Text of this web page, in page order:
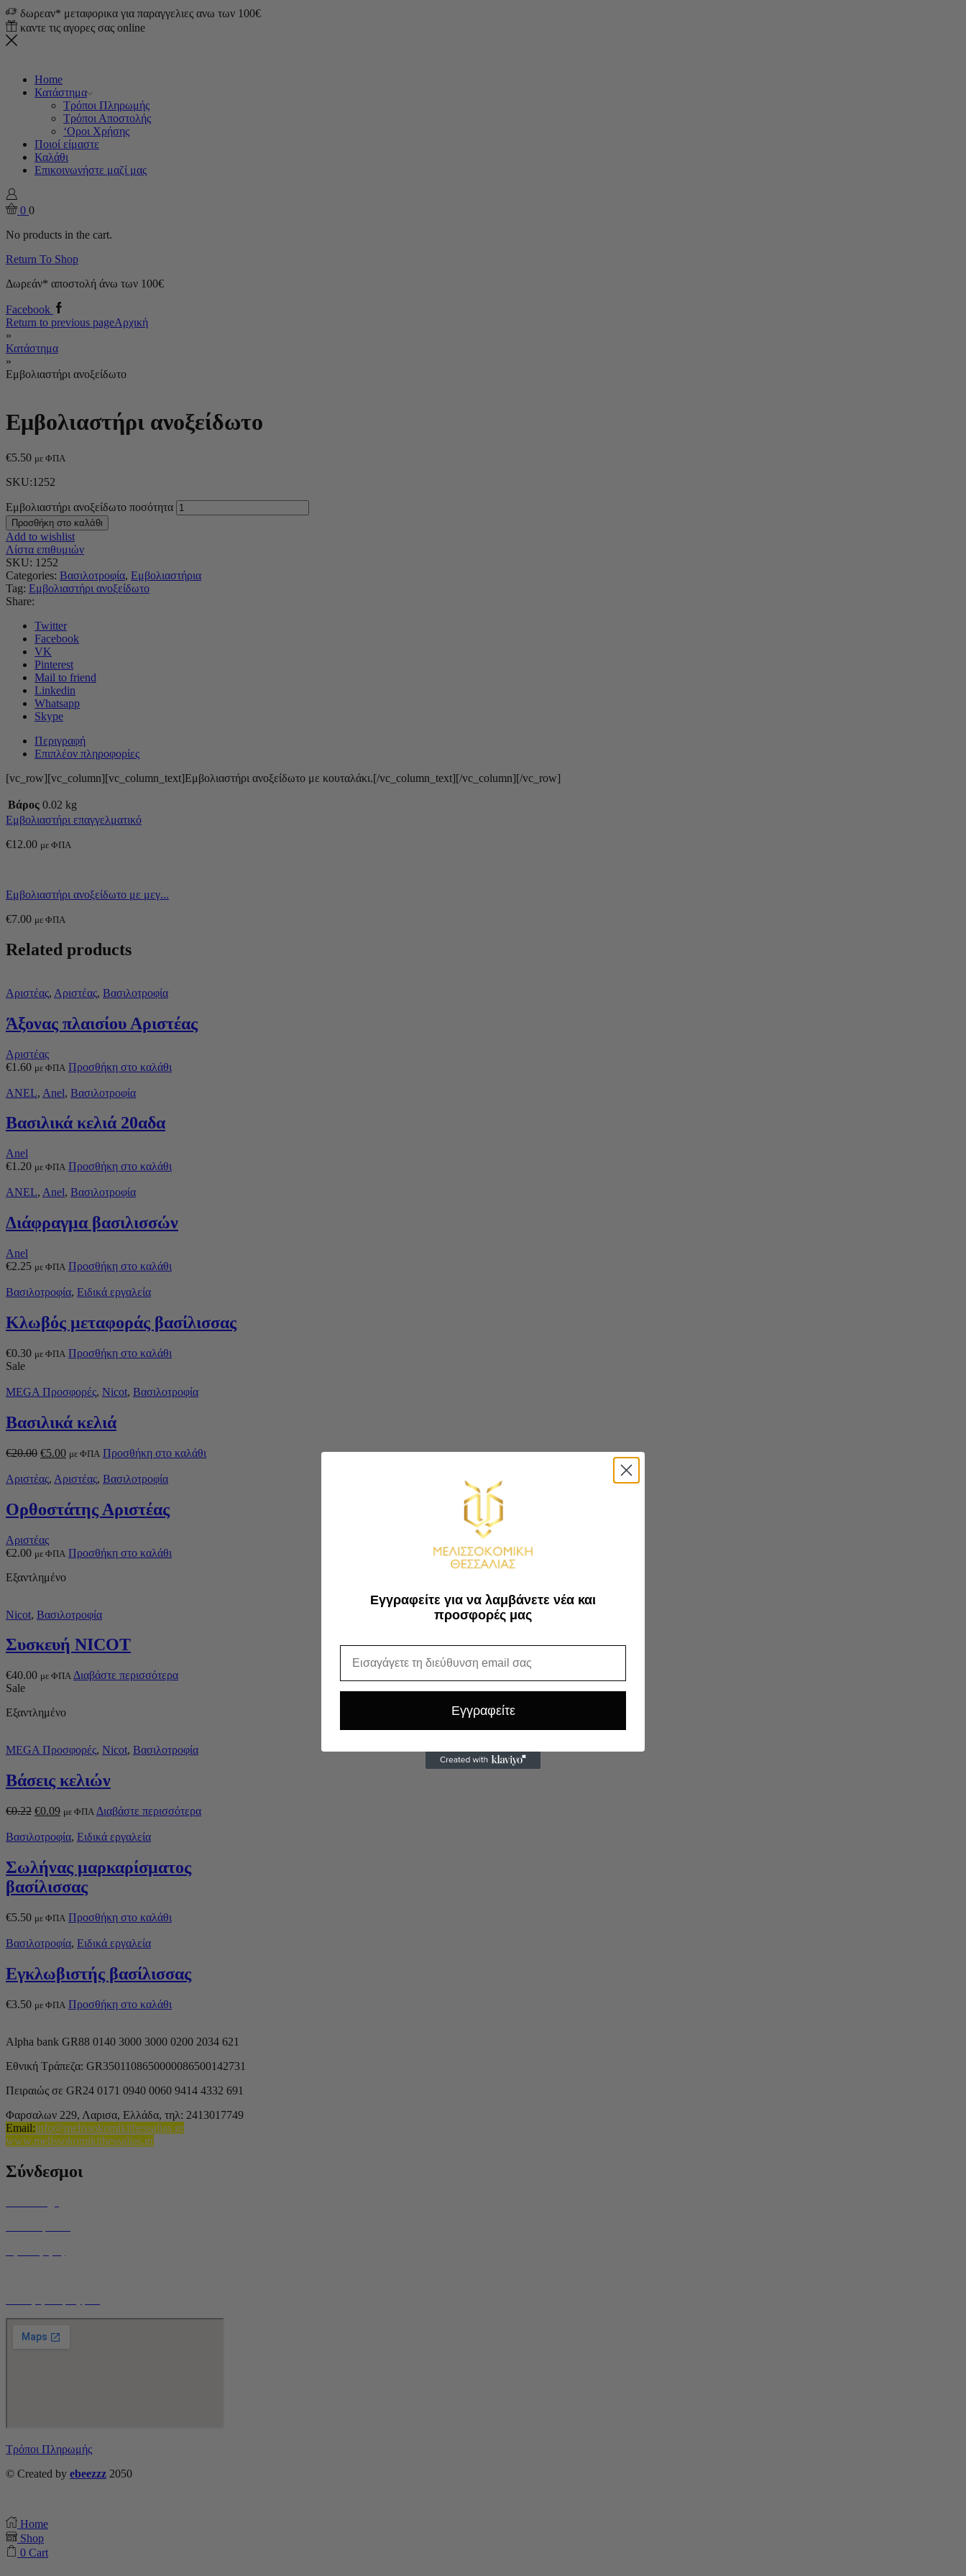
δωρεαν* μεταφορικα για παραγγελιες ανω των 100€
καντε τις αγορες σας online
Home
Κατάστημα
Τρόποι Πληρωμής
Τρόποι Αποστολής
‘Οροι Χρήσης
Ποιοί είμαστε
Καλάθι
Επικοινωνήστε μαζί μας
0 0
No products in the cart.
Return To Shop
Δωρεάν* αποστολή άνω των 100€
Facebook
Return to previous pageΑρχική
»
Κατάστημα
»
Εμβολιαστήρι ανοξείδωτο
Εμβολιαστήρι ανοξείδωτο
€5.50 με ΦΠΑ
SKU:1252
Εμβολιαστήρι ανοξείδωτο ποσότητα
Προσθήκη στο καλάθι
Add to wishlist
Λίστα επιθυμιών
SKU: 1252
Categories: Βασιλοτροφία, Εμβολιαστήρια
Tag: Εμβολιαστήρι ανοξείδωτο
Share:
Twitter
Facebook
VK
Pinterest
Mail to friend
Linkedin
Whatsapp
Skype
Περιγραφή
Επιπλέον πληροφορίες
[vc_row][vc_column][vc_column_text]Εμβολιαστήρι ανοξείδωτο με κουταλάκι.[/vc_column_text][/vc_column][/vc_row]
Βάρος 0.02 kg
Εμβολιαστήρι επαγγελματικό
€12.00 με ΦΠΑ
Εμβολιαστήρι ανοξείδωτο με μεγ...
€7.00 με ΦΠΑ
Related products
Αριστέας, Αριστέας, Βασιλοτροφία
Άξονας πλαισίου Αριστέας
Αριστέας
€1.60 με ΦΠΑ Προσθήκη στο καλάθι
ANEL, Anel, Βασιλοτροφία
Βασιλικά κελιά 20αδα
Anel
€1.20 με ΦΠΑ Προσθήκη στο καλάθι
ANEL, Anel, Βασιλοτροφία
Διάφραγμα βασιλισσών
Anel
€2.25 με ΦΠΑ Προσθήκη στο καλάθι
Βασιλοτροφία, Ειδικά εργαλεία
Κλωβός μεταφοράς βασίλισσας
€0.30 με ΦΠΑ Προσθήκη στο καλάθι
Sale
MEGA Προσφορές, Nicot, Βασιλοτροφία
Βασιλικά κελιά
€20.00 €5.00 με ΦΠΑ Προσθήκη στο καλάθι
Αριστέας, Αριστέας, Βασιλοτροφία
Ορθοστάτης Αριστέας
Αριστέας
€2.00 με ΦΠΑ Προσθήκη στο καλάθι
Εξαντλημένο
Nicot, Βασιλοτροφία
Συσκευή NICOT
€40.00 με ΦΠΑ Διαβάστε περισσότερα
Sale
Εξαντλημένο
MEGA Προσφορές, Nicot, Βασιλοτροφία
Βάσεις κελιών
€0.22 €0.09 με ΦΠΑ Διαβάστε περισσότερα
Βασιλοτροφία, Ειδικά εργαλεία
Σωλήνας μαρκαρίσματος
βασίλισσας
€5.50 με ΦΠΑ Προσθήκη στο καλάθι
Βασιλοτροφία, Ειδικά εργαλεία
Εγκλωβιστής βασίλισσας
€3.50 με ΦΠΑ Προσθήκη στο καλάθι
Alpha bank GR88 0140 3000 3000 0200 2034 621
Εθνική Τράπεζα: GR3501108650000086500142731
Πειραιώς σε GR24 0171 0940 0060 9414 4332 691
Φαρσαλων 229, Λαρισα, Ελλάδα, τηλ: 2413017749
Email:info@melissokomikithessalias.gr
www.melissokomikithessalias.gr
Σύνδεσμοι
Τρόποι Πληρωμής
© Created by ebeezzz 2050
Home
Shop
0 Cart
Εγγραφείτε για να λαμβάνετε νέα και
προσφορές μας
Εγγραφείτε